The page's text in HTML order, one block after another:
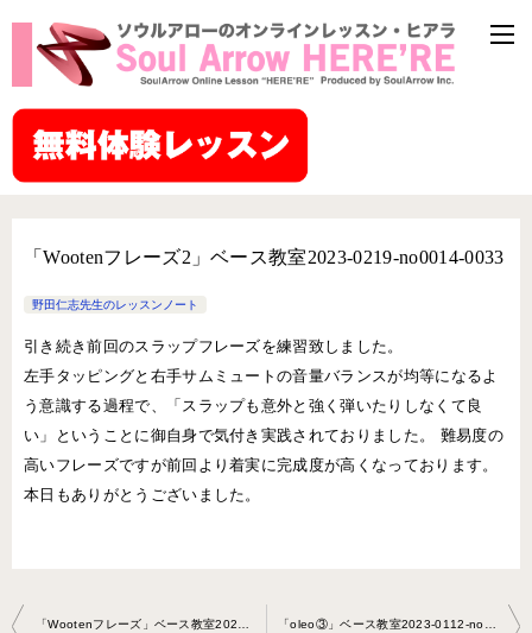
「Wootenフレーズ2」ベース教室2023-0219-no0014-0033
野田仁志先生のレッスンノート
引き続き前回のスラップフレーズを練習致しました。
左手タッピングと右手サムミュートの音量バランスが均等になるよ
う意識する過程で、「スラップも意外と強く弾いたりしなくて良
い」ということに御自身で気付き実践されておりました。 難易度の
高いフレーズですが前回より着実に完成度が高くなっております。
本日もありがとうございました。
投
「Wootenフレーズ」ベース教室2023-0212-no0014-0033 「oleo③」ベース教室2023-0112-no0014-0024